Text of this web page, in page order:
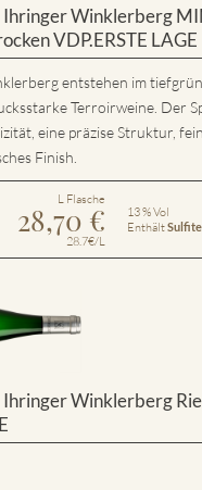
Ihringer Winklerberg
VDP.ERSTE LAGE
entstehen im
Terroirweine. Der
eine präzise Struktur,
Finish.
L Flasche
28,70 €
28.7€/L
13 % Vol
EnthältSulfite
Winklerberg